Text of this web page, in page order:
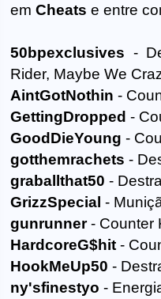
emCheats e entre
50bpexclusives -
Rider, Maybe We
AintGotNothin -
GettingDropped -
GoodDieYoung -
gotthemrachets -
graballthat50 -
GrizzSpecial -
gunrunner- Counter
HardcoreG$hit -
HookMeUp50 -
ny'sfinestyo -